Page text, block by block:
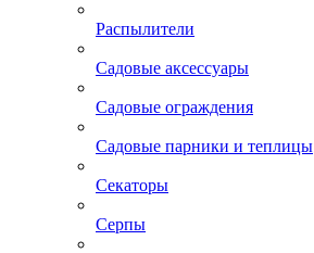
Распылители
Садовые аксессуары
Садовые ограждения
Садовые парники и теплицы
Секаторы
Серпы